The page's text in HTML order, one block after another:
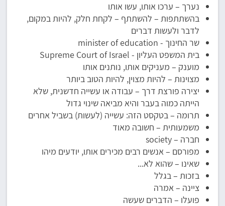
נערך – ערכו אותו, עשו אותו
בהשתתפות – להשתתף – לקחת חלק, להיות במקום,
לדבר ולעשות דברים
שר החינוך - minister of education
בית המשפט העליון - Supreme Court of Israel
מוענק – מעניקים אותו, נותנים אותו
מצוינות – להיות מצוין, להיות הטוב ביותר
יצירה פורצת דרך – עבודה או עשייה חדשנית, שלא
הייתה כמוה בעבר והיא מביאה שינוי גדול
תרומה – בטקסט הזה: עשייה (לעשות) בשביל אחרים
משמעותית – חשובה מאוד
חברה – society
מפורסם – אנשים רבים מכירים אותו, יודעים מיהו
שאינו – שהוא לא...
בזכות – בגלל
ציינה – אמרה
פועלו – הדברים שעשה